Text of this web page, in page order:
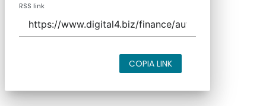
RSS link
COPIA LINK